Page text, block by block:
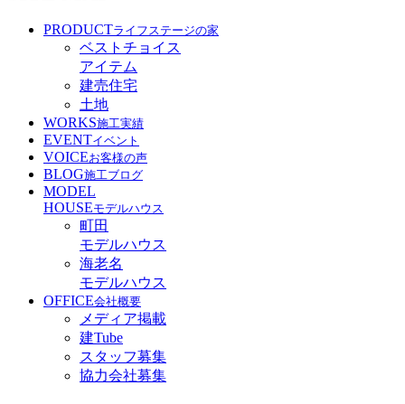
PRODUCTライフステージの家
ベストチョイス
アイテム
建売住宅
土地
WORKS施工実績
EVENTイベント
VOICEお客様の声
BLOG施工ブログ
MODEL
HOUSEモデルハウス
町田
モデルハウス
海老名
モデルハウス
OFFICE会社概要
メディア掲載
建Tube
スタッフ募集
協力会社募集